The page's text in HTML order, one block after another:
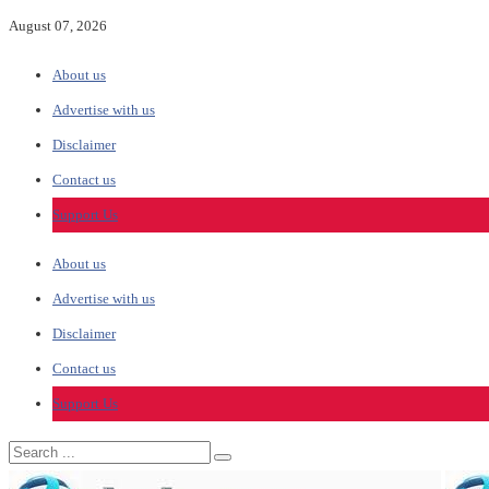
August 07, 2026
About us
Advertise with us
Disclaimer
Contact us
Support Us
About us
Advertise with us
Disclaimer
Contact us
Support Us